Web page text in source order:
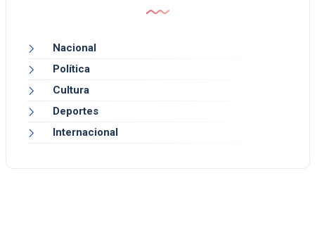
Nacional
Política
Cultura
Deportes
Internacional